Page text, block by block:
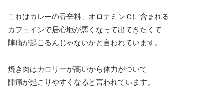
これはカレーの香辛料、オロナミンＣに含まれる
カフェインで居心地が悪くなって出てきたくて
陣痛が起こるんじゃないかと言われています。
焼き肉はカロリーが高いから体力がついて
陣痛が起こりやすくなると言われています。